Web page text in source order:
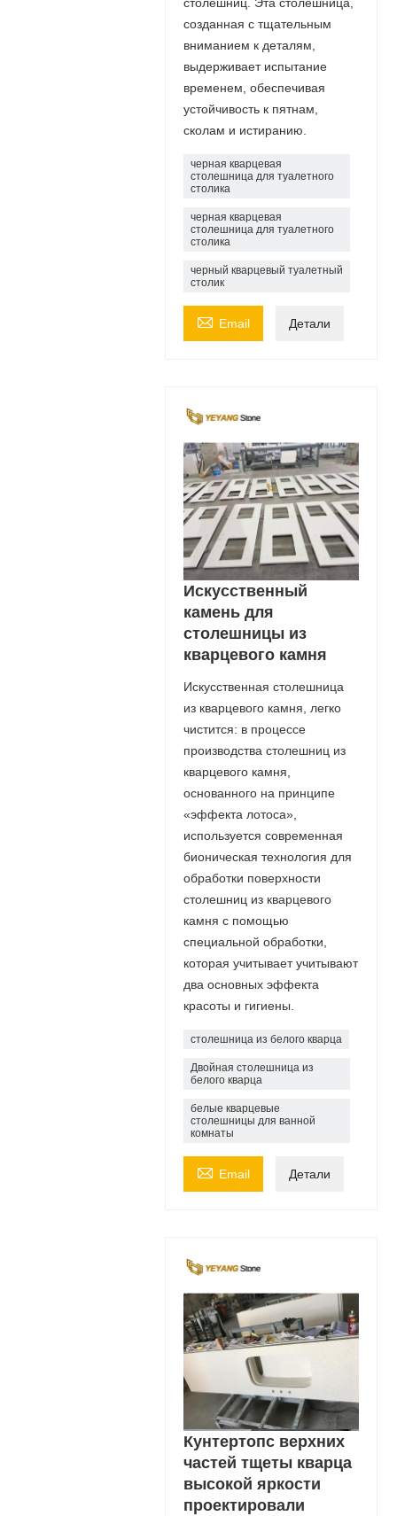
созданная с тщательным
вниманием к деталям,
выдерживает испытание
временем, обеспечивая
устойчивость к пятнам,
сколам и истиранию.
черная кварцевая
столешница для туалетного
столика
черная кварцевая
столешница для туалетного
столика
черный кварцевый туалетный
столик
 Email Детали
Искусственный
камень для
столешницы из
кварцевого камня
Искусственная столешница
из кварцевого камня, легко
чистится: в процессе
производства столешниц из
кварцевого камня,
основанного на принципе
«эффекта лотоса»,
используется современная
бионическая технология для
обработки поверхности
столешниц из кварцевого
камня с помощью
специальной обработки,
которая учитывает учитывают
два основных эффекта
красоты и гигиены.
столешница из белого кварца
Двойная столешница из
белого кварца
белые кварцевые
столешницы для ванной
комнаты
 Email Детали
Кунтертопс верхних
частей тщеты кварца
высокой яркости
проектировали